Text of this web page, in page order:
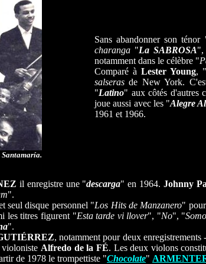
Sans abandonner son ténor
charanga "La SABROSA",
notamment dans le célèbre "
Comparé àLester Young,
salseras de New York.
"Latino" aux côtés d'autres
joue aussi avec les "Alegre
1961 et 1966.
il enregistre une "descarga" en 1964. Johnny
".
seul disque personnel "Los Hits de Manzanero"
les titres figurent "Esta tarde vi llover", "No", "
".
, notamment pour deux enregistrements
Alfredo de la FÉ. Les deux violons
de 1978 le trompettiste "Chocolate"